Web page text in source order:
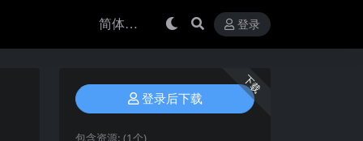
登录
下载
登录后下载
包含资源: (1个)